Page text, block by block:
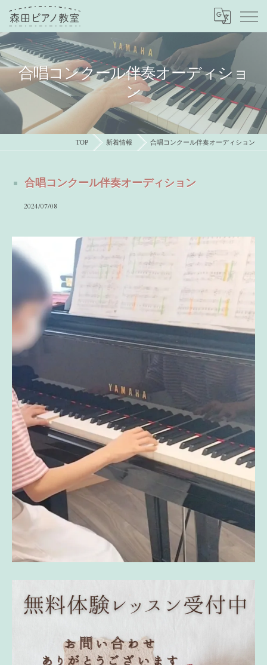
合唱コンクール伴奏オーディショ
ン
TOP 新着情報 合唱コンクール伴奏オーディション
合唱コンクール伴奏オーディション
2024/07/08